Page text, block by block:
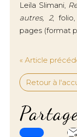
Leïla Slimani,
autres, 2, folio,
pages (format
« Article
Retour à